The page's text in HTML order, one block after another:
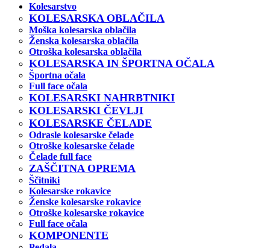
Kolesarstvo
KOLESARSKA OBLAČILA
Moška kolesarska oblačila
Ženska kolesarska oblačila
Otroška kolesarska oblačila
KOLESARSKA IN ŠPORTNA OČALA
Športna očala
Full face očala
KOLESARSKI NAHRBTNIKI
KOLESARSKI ČEVLJI
KOLESARSKE ČELADE
Odrasle kolesarske čelade
Otroške kolesarske čelade
Čelade full face
ZAŠČITNA OPREMA
Ščitniki
Kolesarske rokavice
Ženske kolesarske rokavice
Otroške kolesarske rokavice
Full face očala
KOMPONENTE